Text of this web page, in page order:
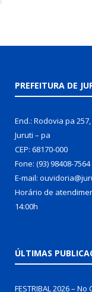
PREFEITURA DE
End.: Rodovia pa
Juruti – pa
CEP: 68170-000
Fone: (93) 98408-7564
E-mail:
Horário de
14:00h
ÚLTIMAS
FESTRIBAL 2026 –